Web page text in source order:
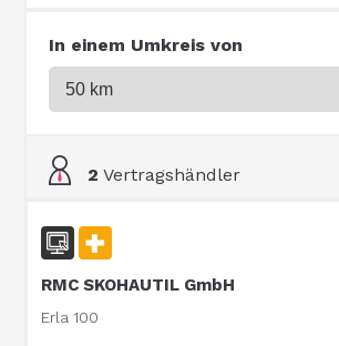
In einem Umkreis von
2 Vertragshändler
RMC SKOHAUTIL GmbH
Erla 100